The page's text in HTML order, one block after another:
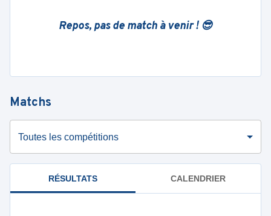
Repos, pas de match à venir ! 😎
Matchs
Toutes les compétitions
RÉSULTATS CALENDRIER